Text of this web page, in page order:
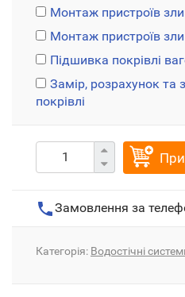
Монтаж пристроїв
Монтаж пристроїв
Підшивка покрівлі
Замір, розрахунок та
покрівлі
Замовлення за
Категорія: Водостічні